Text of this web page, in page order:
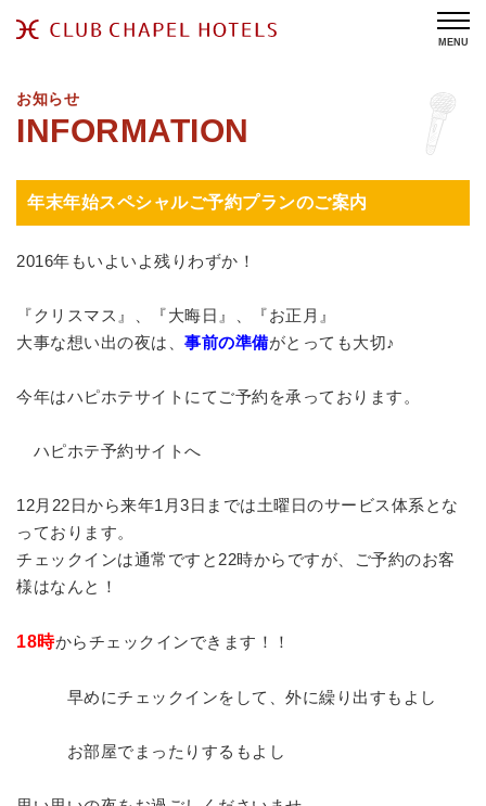
MENU
お知らせ
年末年始スペシャルご予約プランのご案内
2016年もいよいよ残りわずか！
『クリスマス』、『大晦日』、『お正月』
大事な想い出の夜は、 事前の準備がとっても大切♪
今年はハピホテサイトにてご予約を承っております。
ハピホテ予約サイトへ
12月22日から来年1月3日までは土曜日のサービス体系とな
っております。
チェックインは通常ですと22時からですが、ご予約のお客
様はなんと！
18時からチェックインできます！！
早めにチェックインをして、外に繰り出すもよし
お部屋でまったりするもよし